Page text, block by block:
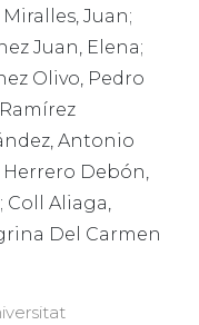
Juan;
Juan, Elena;
Olivo, Pedro
Antonio
Herrero Debón,
Coll Aliaga,
Del Carmen